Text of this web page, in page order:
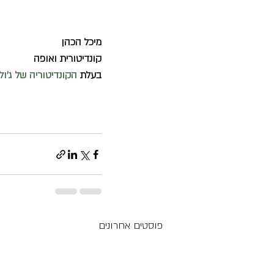
מיכל הכהן
קונדיטורית ואופה
בעלת הקונדיטוריה של
פוסטים אחרונים